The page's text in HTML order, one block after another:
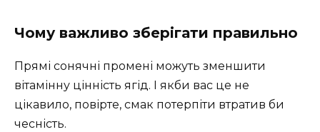
Чому важливо зберігати правильно
Прямі сонячні промені можуть зменшити
вітамінну цінність ягід. І якби вас це не
цікавило, повірте, смак потерпіти втратив би
чесність.